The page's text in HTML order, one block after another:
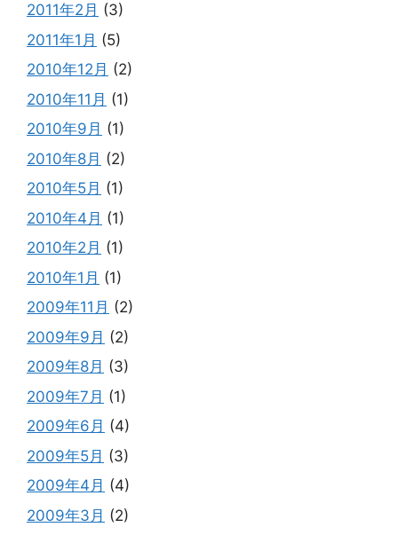
2011年2月 (3)
2011年1月 (5)
2010年12月 (2)
2010年11月 (1)
2010年9月 (1)
2010年8月 (2)
2010年5月 (1)
2010年4月 (1)
2010年2月 (1)
2010年1月 (1)
2009年11月 (2)
2009年9月 (2)
2009年8月 (3)
2009年7月 (1)
2009年6月 (4)
2009年5月 (3)
2009年4月 (4)
2009年3月 (2)